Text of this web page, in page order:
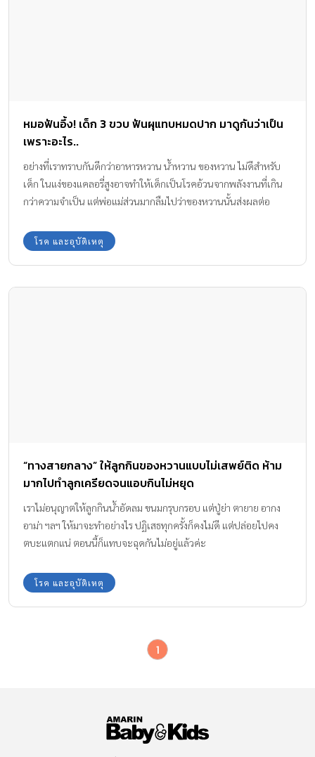
หมอฟันอึ้ง! เด็ก 3 ขวบ ฟันผุแทบหมดปาก มาดูกันว่าเป็น
เพราะอะไร..
อย่างที่เราทราบกันดีกว่าอาหารหวาน น้ำหวาน ของหวาน ไม่ดีสำหรับ
เด็ก ในแง่ของแคลอรี่สูงอาจทำให้เด็กเป็นโรคอ้วนจากพลังงานที่เกิน
กว่าความจำเป็น แต่พ่อแม่ส่วนมากลืมไปว่าของหวานนั้นส่งผลต่อ
หน่อย แต่นี่คือเหตุการณ์ที่เกิดขึ้นจริง และเกิดขึ้นบ่อย จนคุณหมอฟัน
เห็นแล้วอยากจะร้องไห้แทนเจ้าหนูน้อยผู้น่าสงสาร
โรค และอุบัติเหตุ
“ทางสายกลาง” ให้ลูกกินของหวานแบบไม่เสพย์ติด ห้าม
มากไปทำลูกเครียดจนแอบกินไม่หยุด
เราไม่อนุญาตให้ลูกกินน้ำอัดลม ขนมกรุบกรอบ แต่ปู่ย่า ตายาย อากง
อาม่า ฯลฯ ให้มาจะทำอย่างไร ปฏิเสธทุกครั้งก็คงไม่ดี แต่ปล่อยไปคง
ตบะแตกแน่ ตอนนี้ก็แทบจะฉุดกันไม่อยู่แล้วค่ะ
โรค และอุบัติเหตุ
1